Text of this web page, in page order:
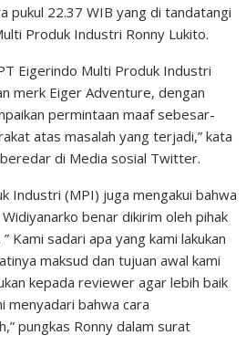
pukul 22.37 WIB yang di tandatangi
Produk Industri Ronny Lukito.
Eigerindo Multi Produk Industri
merk Eiger Adventure, dengan
permintaan maaf sebesar-
atas masalah yang terjadi,” kata
di Media sosial Twitter.
Industri (MPI) juga mengakui bahwa
benar dikirim oleh pihak
Kami sadari apa yang kami lakukan
maksud dan tujuan awal kami
kepada reviewer agar lebih baik
menyadari bahwa cara
pungkas Ronny dalam surat